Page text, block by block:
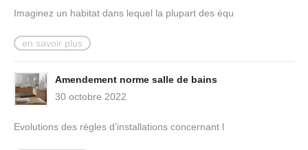
Imaginez un habitat dans lequel la plupart des équ
en savoir plus
Amendement norme salle de bains
30 octobre 2022
Evolutions des règles d’installations concernant l